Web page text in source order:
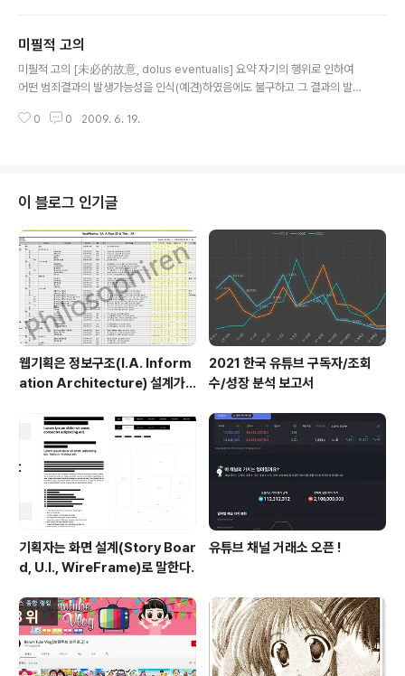
미필적 고의
미필적 고의 [未必的故意, dolus eventualis] 요약 자기의 행위로 인하여
어떤 범죄결과의 발생가능성을 인식(예견)하였음에도 불구하고 그 결과의 발생
에 방화(放火)할 때에 혹시 옆집까지 연소(延燒)하여 잠자던 사람이 타죽을지
(延燒死)의 결과에 대해서는 미필적 고의가 있게 된다. 미필적 고의는 고의와
과실의 중간영역에 위치하는 인식 있는 과실과의 구별이 어렵다. 앞의 예에서,
방화로 인하여 옆..
0 0 2009. 6. 19.
이 블로그 인기글
웹기획은 정보구조(I.A. Inform
ation Architecture) 설계가
2021 한국 유튜브 구독자/조회
수/성장 분석 보고서
기획자는 화면 설계(Story Boar
d, U.I., WireFrame)로 말한다.
유튜브 채널 거래소 오픈 !